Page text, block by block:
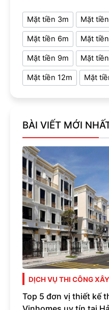
Mặt tiền 3m Mặt
Mặt tiền 6m Mặt
Mặt tiền 9m Mặt
Mặt tiền 12m Mặt
BÀI VIẾT MỚI
DỊCH VỤ THI CÔNG
Top 5 đơn vị thiết kế